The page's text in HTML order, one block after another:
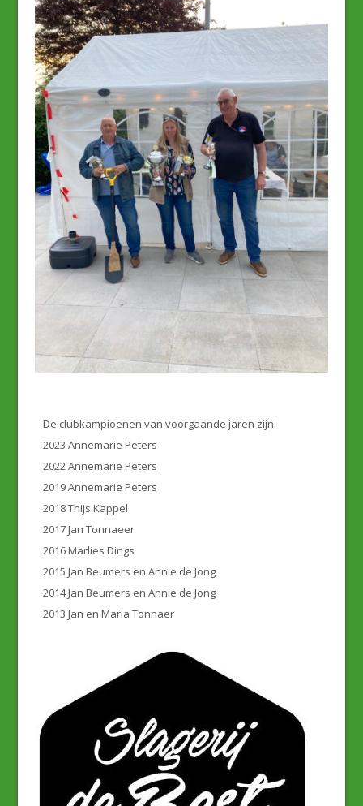
De clubkampioenen van voorgaande jaren zijn:
2023 Annemarie Peters
2022 Annemarie Peters
2019 Annemarie Peters
2018 Thijs Kappel
2017 Jan Tonnaeer
2016 Marlies Dings
2015 Jan Beumers en Annie de Jong
2014 Jan Beumers en Annie de Jong
2013 Jan en Maria Tonnaer